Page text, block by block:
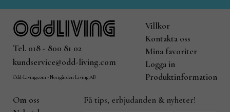
Tel. 018 - 800 81 02
kundservice@odd-living.com
Odd-Living.com - Norrgården Living AB
Villkor
Kontakta oss
Mina favoriter
Logga in
Produktinformation
Om oss
Få tips, erbjudanden & nyheter!